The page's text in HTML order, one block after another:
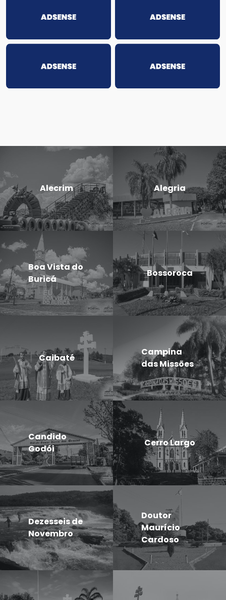
Alecrim Alegria
Boa Vista do
Buricá
Bossoroca
Caibaté
Campina
das Missões
Candido
Godói
Cerro Largo
Dezesseis de
Novembro
Doutor
Maurício
Cardoso